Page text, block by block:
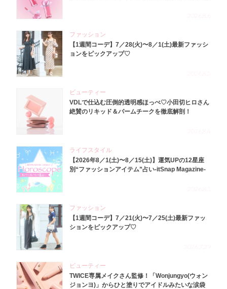
ファッション
【1週間コーデ】7／28(火)〜8／1(土)最新ファッシ
ョンをピックアップ♡
ビューティー
VDLで仕込む圧倒的透明感ほっぺ♡小田切ヒロさん
絶賛のリキッド＆バームチークを徹底解剖！
ライフスタイル
【2026年8／1(土)〜8／15(土)】運気UPの12星座
別“ファッションアイテム”占い-itSnap Magazine-
ファッション
【1週間コーデ】7／21(火)〜7／25(土)最新ファッ
ションをピックアップ♡
ビューティー
TWICE専属メイクさん監修！「Wonjungyo(ウォン
ジョンヨ)」からひと塗りでアイドルみたいな涙袋